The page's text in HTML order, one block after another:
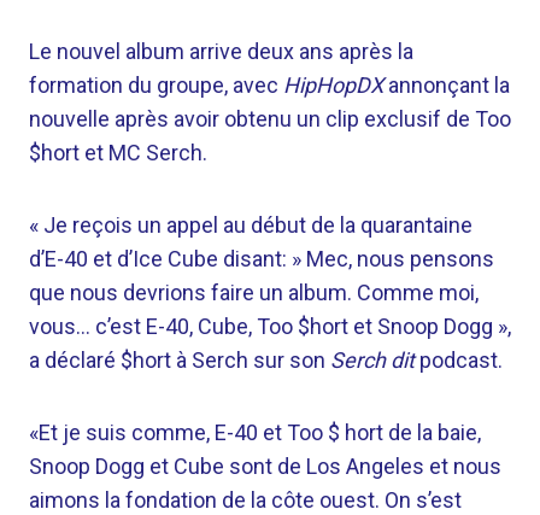
Le nouvel album arrive deux ans après la
formation du groupe, avec HipHopDXannonçant la
nouvelle après avoir obtenu un clip exclusif de Too
$hort et MC Serch.
« Je reçois un appel au début de la quarantaine
d’E-40 et d’Ice Cube disant: » Mec, nous pensons
que nous devrions faire un album. Comme moi,
vous… c’est E-40, Cube, Too $hort et Snoop Dogg »,
a déclaré $hort à Serch sur son Serch ditpodcast.
«Et je suis comme, E-40 et Too $ hort de la baie,
Snoop Dogg et Cube sont de Los Angeles et nous
aimons la fondation de la côte ouest. On s’est